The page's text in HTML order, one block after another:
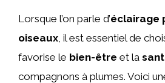
Lorsque l’on parle d’éclairage
oiseaux, il est essentiel de
favorise le bien-être et la
compagnons à plumes. Voici